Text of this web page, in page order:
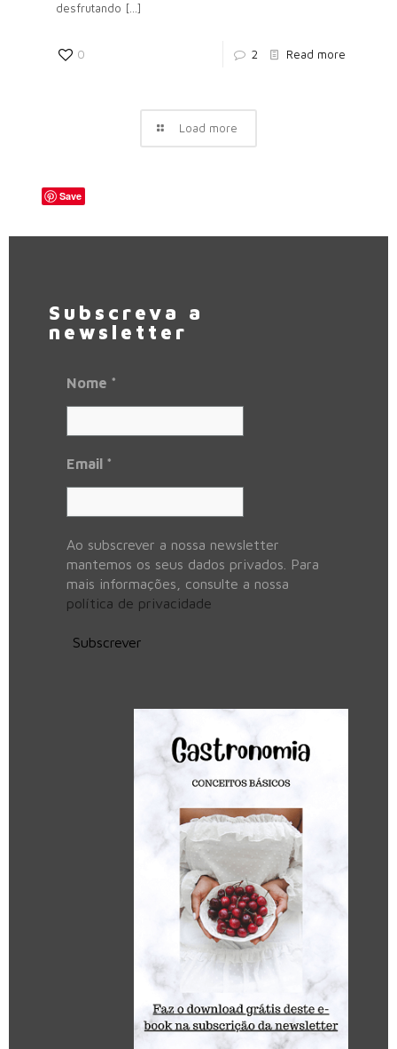
desfrutando […]
0 2 Read more
Load more
Save
Subscreva a
newsletter
Nome *
Email *
Ao subscrever a nossa newsletter
mantemos os seus dados privados. Para
mais informações, consulte a nossa
política de privacidade